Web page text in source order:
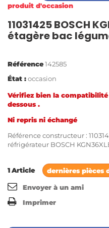
produit d'occasion
11031425 BOSCH
étagère bac
Référence142585
État :occasion
Vérifiez bien la
dessous .
Ni repris ni échangé
Référence constructeur :
réfrigérateur BOSCH
1Article dernières pièces
Envoyer à un ami
Imprimer